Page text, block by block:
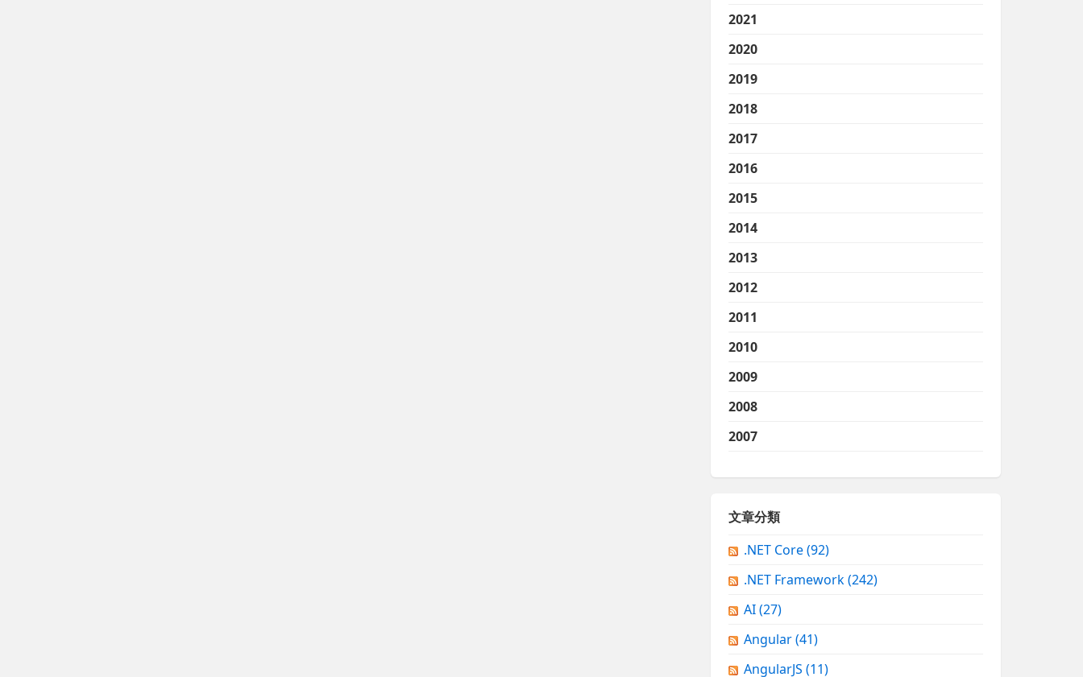
2021
2020
2019
2018
2017
2016
2015
2014
2013
2012
2011
2010
2009
2008
2007
文章分類
.NET Core(92)
.NET Framework(242)
AI(27)
Angular(41)
AngularJS (11)